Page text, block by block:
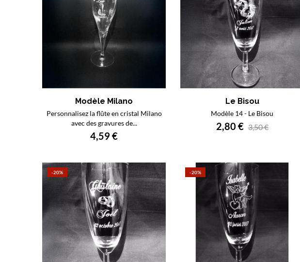
Modèle Milano
Personnalisez la flûte en cristal Milano
avec des gravures de...
4,59 €
Le Bisou
Modèle 14 - Le Bisou
2,80 € 3,50 €
-20% -20%